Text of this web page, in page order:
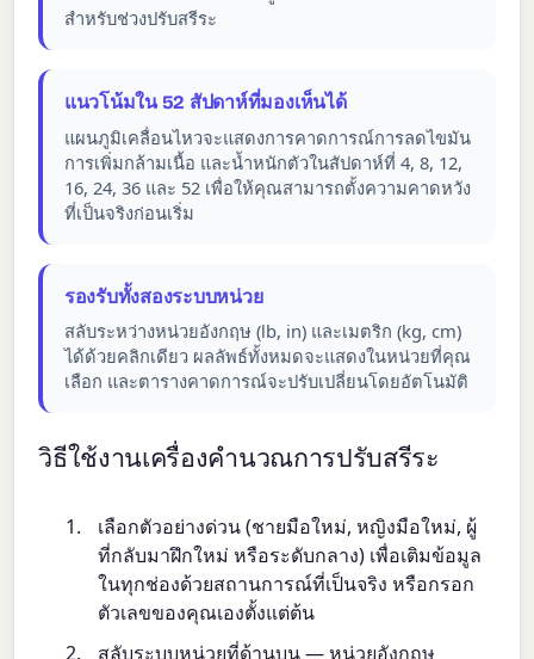
สำหรับช่วงปรับสรีระ
แนวโน้มใน 52 สัปดาห์ที่มองเห็นได้
แผนภูมิเคลื่อนไหวจะแสดงการคาดการณ์การลดไขมัน
การเพิ่มกล้ามเนื้อ และน้ำหนักตัวในสัปดาห์ที่ 4, 8, 12,
16, 24, 36 และ 52 เพื่อให้คุณสามารถตั้งความคาดหวัง
ที่เป็นจริงก่อนเริ่ม
รองรับทั้งสองระบบหน่วย
สลับระหว่างหน่วยอังกฤษ (lb, in) และเมตริก (kg, cm)
ได้ด้วยคลิกเดียว ผลลัพธ์ทั้งหมดจะแสดงในหน่วยที่คุณ
เลือก และตารางคาดการณ์จะปรับเปลี่ยนโดยอัตโนมัติ
วิธีใช้งานเครื่องคำนวณการปรับสรีระ
เลือกตัวอย่างด่วน (ชายมือใหม่, หญิงมือใหม่, ผู้
ที่กลับมาฝึกใหม่ หรือระดับกลาง) เพื่อเติมข้อมูล
ในทุกช่องด้วยสถานการณ์ที่เป็นจริง หรือกรอก
ตัวเลขของคุณเองตั้งแต่ต้น
สลับระบบหน่วยที่ด้านบน — หน่วยอังกฤษ